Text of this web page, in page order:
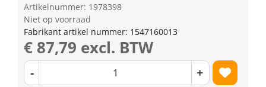
Artikelnummer: 1978398
Niet op voorraad
Fabrikant artikel nummer: 1547160013
€ 87,79 excl. BTW
- +